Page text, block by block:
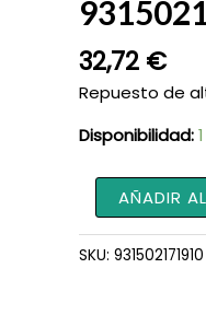
32,72 €
Repuesto de
Disponibilidad:
Soporte
de
Retención
931502171910
AÑADIR
SKU: 931502171910